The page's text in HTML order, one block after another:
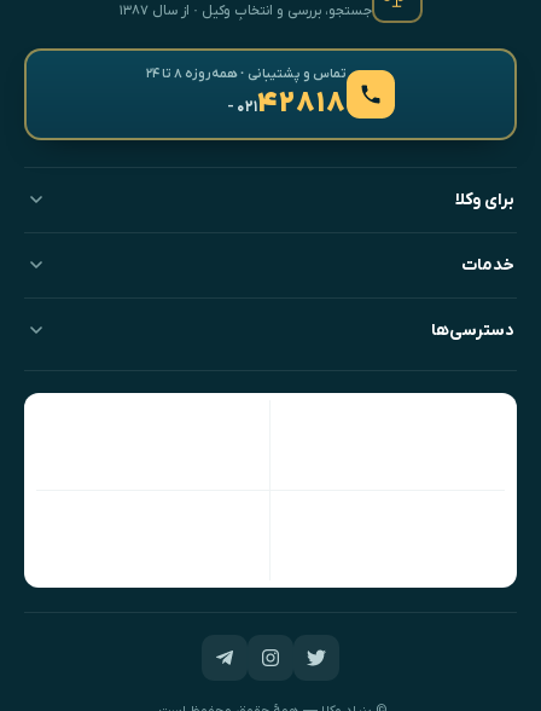
جستجو، بررسی و انتخابِ وکیل · از سال ۱۳۸۷
تماس و پشتیبانی · همه‌روزه ۸ تا ۲۴
۴۲۸۱۸- ۰۲۱
برای وکلا
خدمات
دسترسی‌ها